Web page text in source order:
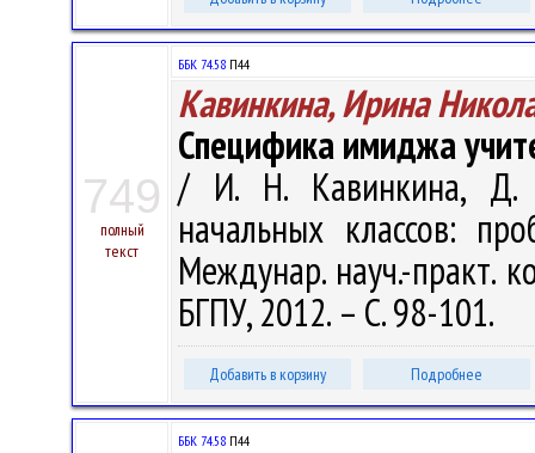
749
полный
текст
ББК 74.58 П44
Кавинкина, Ирина
Специфика имиджа
/ И. Н. Кавинкина, Д.
начальных классов:
Междунар. науч.-практ.
БГПУ, 2012. – С. 98-101.
Добавить в корзину Подробнее
ББК 74.58 П44